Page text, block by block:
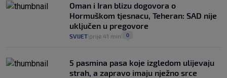
Oman i Iran blizu dogovora o
Hormuškom tjesnacu, Teheran: SAD nije
uključen u pregovore
SVIJET prije 41 min 0
5 pasmina pasa koje izgledom ulijevaju
strah, a zapravo imaju nježno srce